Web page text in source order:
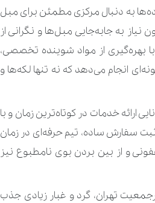
به دنبال مرکزی مطمئن برای مبل
به جابه‌جایی مبل‌ها و نگرانی از
بهره‌گیری از مواد شوینده تخصصی،
انجام می‌دهد که نه ‌تنها لکه‌ها و
ارائه خدمات در کوتاه‌ترین زمان و با
ثبت سفارش ساده، تیم حرفه‌ای در زمان
و از بین بردن بوی نامطبوع نیز
تهران، گرد و غبار زیادی جذب